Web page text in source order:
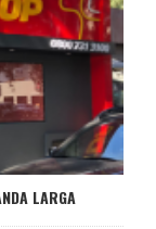
LARGA